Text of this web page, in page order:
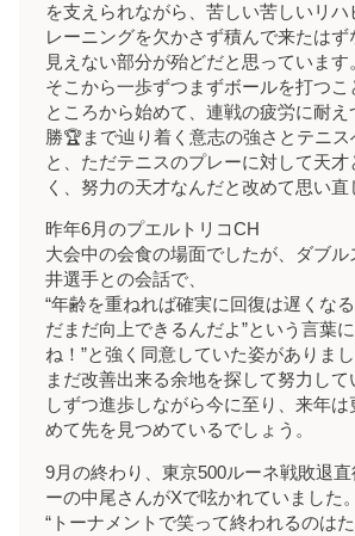
を支えられながら、苦しい苦しいリハ
レーニングを欠かさず積んで来たは
見えない部分が殆どだと思っています
そこから一歩ずつまずボールを打つこ
ところから始めて、連戦の疲労に耐
勝🏆まで辿り着く意志の強さとテニス
と、ただテニスのプレーに対して天才
く、努力の天才なんだと改めて思い直
昨年6月のプエルトリコCH
大会中の会食の場面でしたが、ダブ
井選手との会話で、
“年齢を重ねれば確実に回復は遅くな
だまだ向上できるんだよ”という言葉
ね！”と強く同意していた姿がありまし
まだ改善出来る余地を探して努力し
しずつ進歩しながら今に至り、来年
めて先を見つめているでしょう。
9月の終わり、東京500ルーネ戦敗退
ーの中尾さんがXで呟かれていました。
“トーナメントで笑って終われるのは